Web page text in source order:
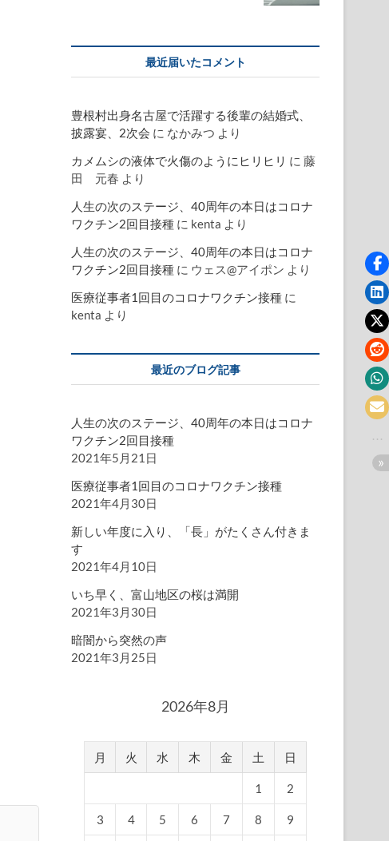
最近届いたコメント
豊根村出身名古屋で活躍する後輩の結婚式、
披露宴、2次会 に なかみつ より
カメムシの液体で火傷のようにヒリヒリ に 藤
田 元春 より
人生の次のステージ、40周年の本日はコロナ
ワクチン2回目接種 に kenta より
人生の次のステージ、40周年の本日はコロナ
ワクチン2回目接種 に ウェス@アイポン より
医療従事者1回目のコロナワクチン接種 に
kenta より
最近のブログ記事
人生の次のステージ、40周年の本日はコロナ
ワクチン2回目接種
2021年5月21日
医療従事者1回目のコロナワクチン接種
2021年4月30日
新しい年度に入り、「長」がたくさん付きま
す
2021年4月10日
いち早く、富山地区の桜は満開
2021年3月30日
暗闇から突然の声
2021年3月25日
2026年8月
月 火 水 木 金 土 日
1 2
3 4 5 6 7 8 9